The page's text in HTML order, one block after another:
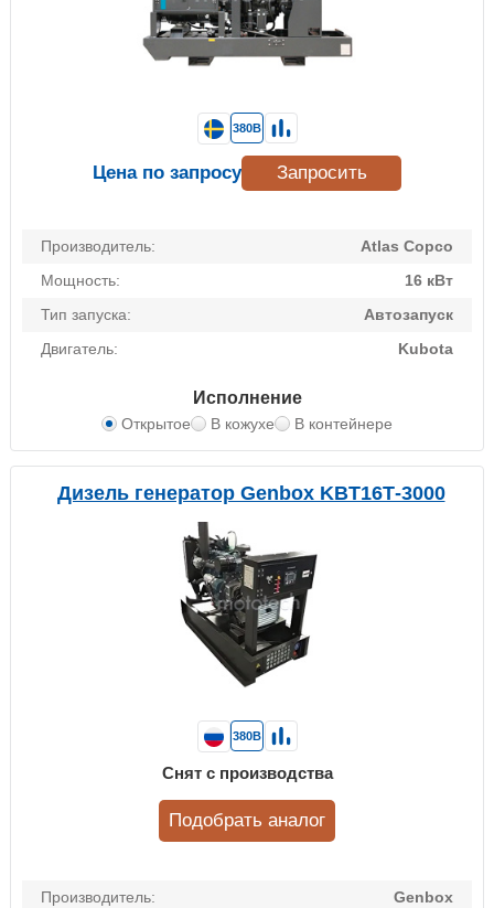
Производитель:
Atlas Copco
Мощность:
16 кВт
Тип запуска:
Автозапуск
Двигатель:
Kubota
Исполнение
Открытое В кожухе В контейнере
380В
Цена по запросу Запросить
Дизель генератор Genbox KBT16Т-3000
Производитель:
Genbox
380В
Снят с производства
Подобрать аналог